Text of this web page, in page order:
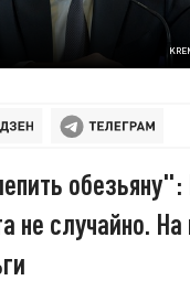
обезьяну":
не случайно. На